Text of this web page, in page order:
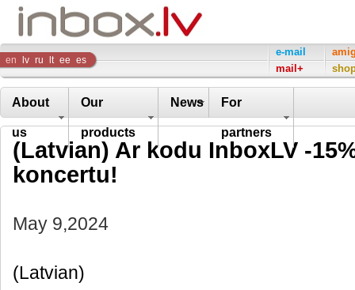
Inbox
Company
en lv ru lt ee es
e-mail
mail+
About
us
Our
products
News For
partners
(Latvian) Ar kodu InboxLV -
koncertu!
May 9,2024
(Latvian)